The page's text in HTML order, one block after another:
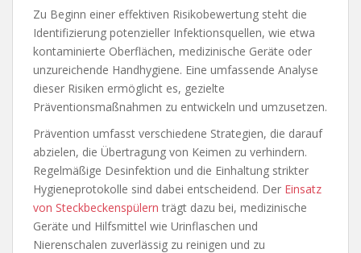
Zu Beginn einer effektiven Risikobewertung steht die
Identifizierung potenzieller Infektionsquellen, wie etwa
kontaminierte Oberflächen, medizinische Geräte oder
unzureichende Handhygiene. Eine umfassende Analyse
dieser Risiken ermöglicht es, gezielte
Präventionsmaßnahmen zu entwickeln und umzusetzen.
Prävention umfasst verschiedene Strategien, die darauf
abzielen, die Übertragung von Keimen zu verhindern.
Regelmäßige Desinfektion und die Einhaltung strikter
Hygieneprotokolle sind dabei entscheidend. Der Einsatz
von Steckbeckenspülern trägt dazu bei, medizinische
Geräte und Hilfsmittel wie Urinflaschen und
Nierenschalen zuverlässig zu reinigen und zu